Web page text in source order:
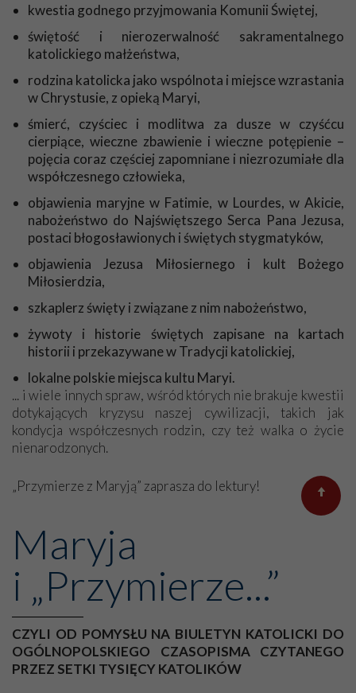
dużo przeczytałam dobrych książek (bo lubię czytać), ale
pismo „Przymierze z Maryją” stawiam na pierwszym miejscu,
bo porusza serce, ubogaca duszę i umysł. O wielu sprawach
opisanych w artykułach wcześniej nie miałam wiedzy. Ale
teraz mając 86 lat jestem poniekąd uczennicą „Przymierza z
Maryją”. Mówi się, że człowiek uczy się do końca życia,
prawda? Bóg zapłać za tę wiedzę. Z szacunkiem chylę czoło
przed wszystkimi osobami za pracę i trud w tworzeniu pisma.
A Matka Boża, nasza Królowa, niech Was błogosławi. Przy
okazji „Bóg zapłać” za wszystko co dostaję od Stowarzyszenia
Księdza Piotra Skargi: za życzenia urodzinowe, za listy Pana
Sławomira i wszystkie pamiątki, a szczególnie za koronę Matki
Bożej Fatimskiej. Jak stawałam przed Fatimską Panią,
mówiłam w duchu: „Jesteś taka skromniutka, skromniutka
bez korony”… A teraz moja Dostojna Pani ma koronę!
Serdecznie dziękuję, bardzo się cieszę.
A jeszcze kilka słów o mnie… Jestem schorowaną osobą,
chodzę o lasce. Nie mam już nawet siły iść sama do kościoła –
to około 1 kilometra, ale mój sąsiad zawozi mnie co niedzielę
na Mszę. Mam też problemy ze słuchem. Aparat słuchowy nie
wszędzie zdaje egzamin, szczególnie w kościele, jak kapłan
mówi dalej od mikrofonu, to robi się pogłos, ale jakoś daję
sobie radę. Nie narzekam, bo mam dużą rodzinę i opiekuje się
mną córka. Praktycznie przejęła wszystkie moje obowiązki.
Przepraszam, że nie nadążam za waszymi propozycjami, ale w
miarę możliwości będę wspomagać Stowarzyszenie. Życzę
Z Panem Bogiem!
kwestia godnego przyjmowania Komunii Świętej,
świętość i nierozerwalność sakramentalnego
katolickiego małżeństwa,
rodzina katolicka jako wspólnota i miejsce wzrastania
w Chrystusie, z opieką Maryi,
śmierć, czyściec i modlitwa za dusze w czyśćcu
cierpiące, wieczne zbawienie i wieczne potępienie –
pojęcia coraz częściej zapomniane i niezrozumiałe dla
współczesnego człowieka,
objawienia maryjne w Fatimie, w Lourdes, w Akicie,
nabożeństwo do Najświętszego Serca Pana Jezusa,
postaci błogosławionych i świętych stygmatyków,
objawienia Jezusa Miłosiernego i kult Bożego
Miłosierdzia,
szkaplerz święty i związane z nim nabożeństwo,
żywoty i historie świętych zapisane na kartach
historii i przekazywane w Tradycji katolickiej,
lokalne polskie miejsca kultu Maryi.
... i wiele innych spraw, wśród których nie brakuje kwestii
dotykających kryzysu naszej cywilizacji, takich jak
kondycja współczesnych rodzin, czy też walka o życie
nienarodzonych.
„Przymierze z Maryją” zaprasza do lektury!
Maryja
i „Przymierze...”
CZYLI OD POMYSŁU NA BIULETYN KATOLICKI DO
OGÓLNOPOLSKIEGO CZASOPISMA CZYTANEGO
PRZEZ SETKI TYSIĘCY KATOLIKÓW